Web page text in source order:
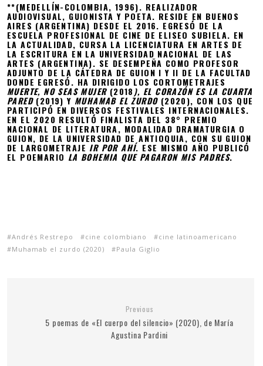
**(MEDELLÍN-COLOMBIA, 1996). REALIZADOR
AUDIOVISUAL, GUIONISTA Y POETA. RESIDE EN BUENOS
AIRES (ARGENTINA) DESDE EL 2016. EGRESÓ DE LA
ESCUELA PROFESIONAL DE CINE DE ELISEO SUBIELA. EN
LA ACTUALIDAD, CURSA LA LICENCIATURA EN ARTES DE
LA ESCRITURA EN LA UNIVERSIDAD NACIONAL DE LAS
ARTES (ARGENTINA). SE DESEMPEÑA COMO PROFESOR
ADJUNTO DE LA CÁTEDRA DE GUION I Y II DE LA FACULTAD
DONDE EGRESÓ. HA DIRIGIDO LOS CORTOMETRAJES
MUERTE, NO SEAS MUJER(2018 ), EL CORAZÓN ES LA CUARTA
PARED(2019) Y MUHAMAB EL ZURDO(2020), CON LOS QUE
PARTICIPÓ EN DIVERSOS FESTIVALES INTERNACIONALES.
EN EL 2020 RESULTÓ FINALISTA DEL 38° PREMIO
NACIONAL DE LITERATURA, MODALIDAD DRAMATURGIA O
GUION, DE LA UNIVERSIDAD DE ANTIOQUIA, CON SU GUION
DE LARGOMETRAJE IR POR AHÍ. ESE MISMO AÑO PUBLICÓ
EL POEMARIO LA BOHEMIA QUE PAGARON MIS PADRES.
Andrés Restrepo cine colombiano
cine latinoamericano
Muhamab el zurdo (2020)
Paula Giglio
Previous
5 poemas de «El cuerpo del silencio» (2020), de María
Agustina Pardini